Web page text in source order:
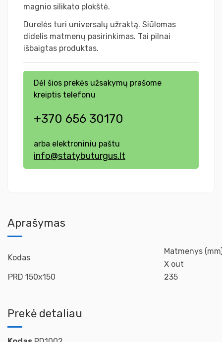
magnio silikato plokštė.
Durelės turi universalų užraktą. Siūlomas
didelis matmenų pasirinkimas. Tai pilnai
išbaigtas produktas.
Dėl šios prekės užsakymų prašome
kreiptis telefonu
+370 656 30170
arba elektroniniu paštu
info@statybuturgus.lt
Aprašymas
Kodas
Matmenys
X out
PRD 150x150
235
Prekė detaliau